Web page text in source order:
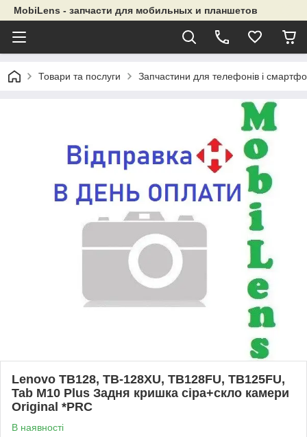
MobiLens - запчасти для мобильных и планшетов
Товари та послуги Запчастини для телефонів і
Lenovo TB128, TB-128XU, TB128FU, TB125FU,
Tab M10 Plus Задня кришка сіра+скло камери
Original *PRC
В наявності